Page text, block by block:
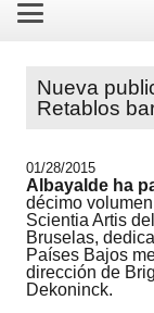
Nueva
Retablos
01/28/2015
Albayalde ha
décimo
Scientia Artis
Bruselas,
Países Bajos
dirección de
Dekoninck.